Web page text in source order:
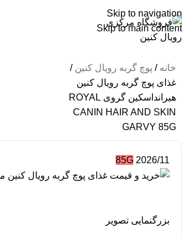
Skip to navigation
Skip to main content
خانه پوچ گربه رویال کنین
غذای پوچ گربه رویال کنین
هیرانداسکین گروی ROYAL
CANIN HAIR AND SKIN
GARVY 85G
2026/11
85G
بزرگنمایی تصویر